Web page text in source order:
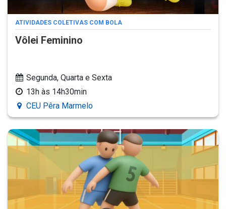
ATIVIDADES COLETIVAS COM BOLA
Vôlei Feminino
Segunda, Quarta e Sexta
13h às 14h30min
CEU Pêra Marmelo